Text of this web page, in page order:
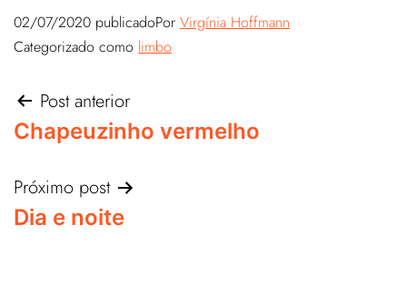
02/07/2020 publicadoPor Virgínia Hoffmann
Categorizado como limbo
Post anterior
Chapeuzinho vermelho
Próximo post
Dia e noite